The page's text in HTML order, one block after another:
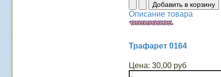
Описание товара
Трафарет 0164
Цена: 30,00 руб